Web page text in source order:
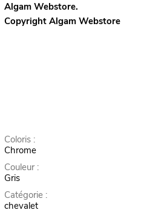
Algam Webstore.
Copyright Algam Webstore
Coloris :
Chrome
Couleur :
Gris
Catégorie :
chevalet